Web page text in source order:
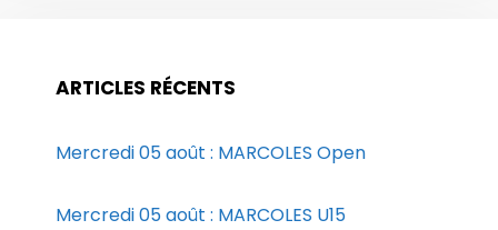
ARTICLES RÉCENTS
Mercredi 05 août : MARCOLES Open
Mercredi 05 août : MARCOLES U15